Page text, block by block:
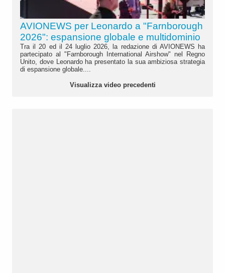
AVIONEWS per Leonardo a "Farnborough
2026": espansione globale e multidominio
Tra il 20 ed il 24 luglio 2026, la redazione di AVIONEWS ha
partecipato al "Farnborough International Airshow" nel Regno
Unito, dove Leonardo ha presentato la sua ambiziosa strategia
di espansione globale....
Visualizza video precedenti